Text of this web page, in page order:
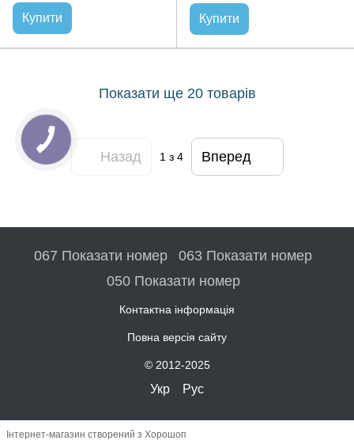
Купити Купити
Показати ще 20 товарів
Назад 1з 4 Вперед
067 Показати номер
063 Показати номер
050 Показати номер
Контактна інформація
Повна версія сайту
© 2012-2025
Укр Рус
Інтернет-магазин створений з Хорошоп